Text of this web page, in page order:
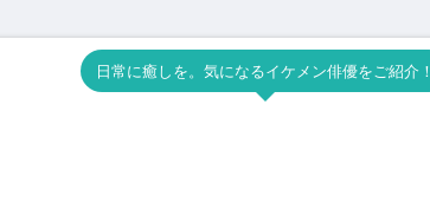
日常に癒しを。気になるイケメン俳優をご紹介！